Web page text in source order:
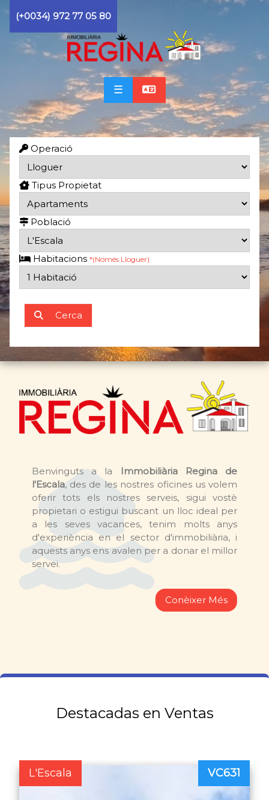
(+0034) 972 77 05 80
☰
Operació
Tipus Propietat
Població
Habitacions *(Només Lloguer)
Cerca
Benvinguts a la
Immobiliària Regina de
l'Escala, des de les nostres oficines us volem
oferir tots els nostres serveis, sigui vostè
propietari o estigui buscant un lloc ideal per
a les seves vacances, tenim molts anys
d'experiència en el sector d'immobiliària, i
aquests anys ens avalen per a donar el millor
servei.
Conèixer Més
Destacadas en Ventas
L'Escala VC631